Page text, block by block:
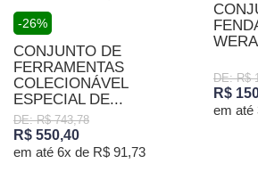
-26%
CONJUNTO DE
FERRAMENTAS
COLECIONÁVEL
ESPECIAL DE...
DE: R$ 743,78
R$ 550,40
em até 6x de R$ 91,73
WERA
DE: R$
R$
em até